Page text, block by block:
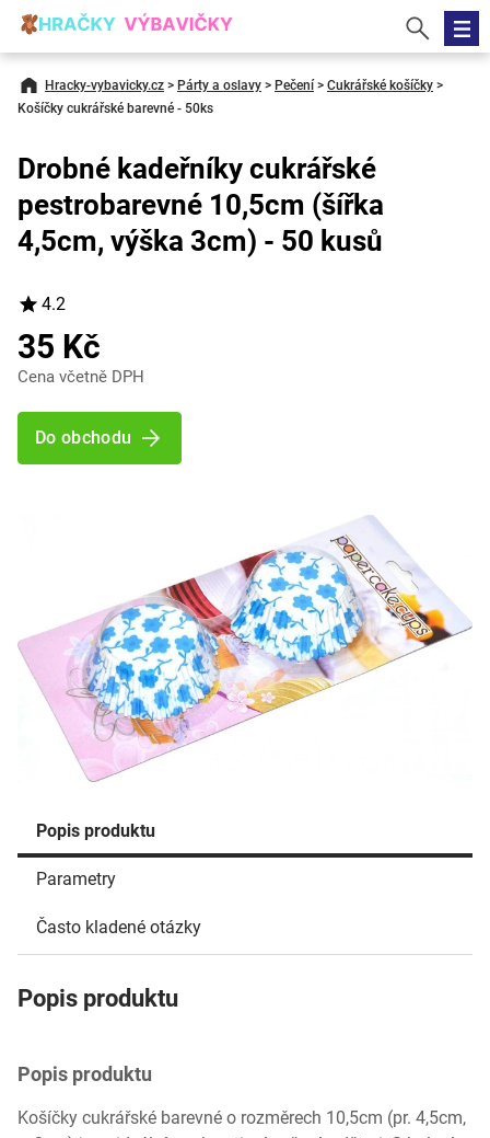
Hracky-vybavicky.cz > Párty a oslavy > Pečení > Cukrářské košíčky >
Košíčky cukrářské barevné - 50ks
Popis produktu
Parametry
Často kladené otázky
Popis produktu
Popis produktu
Košíčky cukrářské barevné o rozměrech 10,5cm (pr. 4,5cm,
Drobné kadeřníky cukrářské
pestrobarevné 10,5cm (šířka
4,5cm, výška 3cm) - 50 kusů
4.2
35 Kč
Cena včetně DPH
Do obchodu